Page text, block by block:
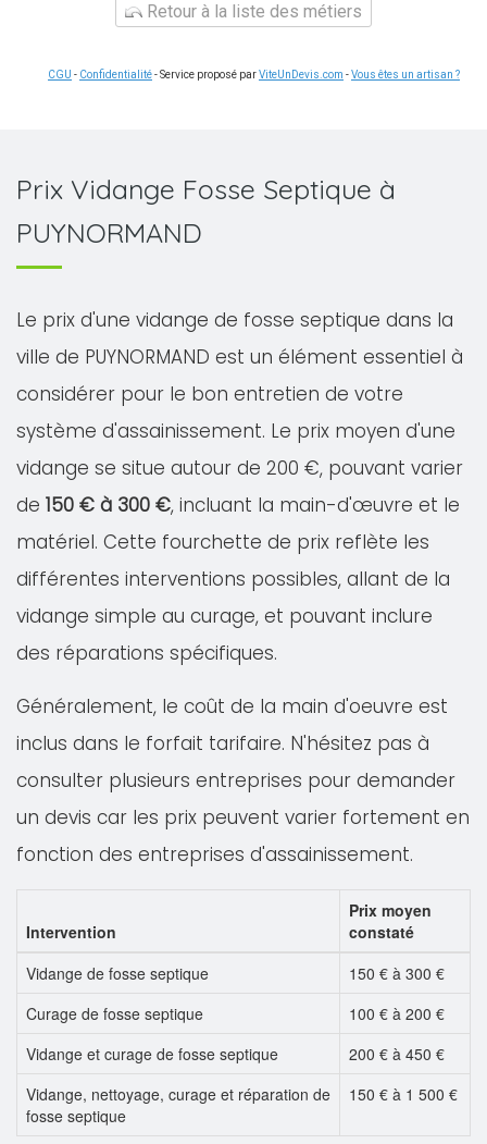
Retour à la liste des métiers
CGU - Confidentialité- Service proposé parViteUnDevis.com -Vous êtes un artisan ?
Prix Vidange Fosse Septique à
PUYNORMAND
Le prix d'une vidange de fosse septique dans la
ville de PUYNORMAND est un élément essentiel à
considérer pour le bon entretien de votre
système d'assainissement. Le prix moyen d'une
vidange se situe autour de 200 €, pouvant varier
de 150 € à 300 €, incluant la main-d'œuvre et le
matériel. Cette fourchette de prix reflète les
différentes interventions possibles, allant de la
vidange simple au curage, et pouvant inclure
des réparations spécifiques.
Généralement, le coût de la main d'oeuvre est
inclus dans le forfait tarifaire. N'hésitez pas à
consulter plusieurs entreprises pour demander
un devis car les prix peuvent varier fortement en
fonction des entreprises d'assainissement.
Intervention
Prix moyen
constaté
Vidange de fosse septique
150 € à 300 €
Curage de fosse septique
100 € à 200 €
Vidange et curage de fosse septique
200 € à 450 €
Vidange, nettoyage, curage et réparation de
fosse septique
150 € à 1 500 €